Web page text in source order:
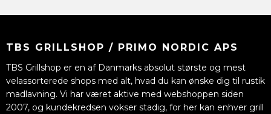
TBS GRILLSHOP / PRIMO NORDIC APS
TBS Grillshop er en af Danmarks absolut største og mest
velassorterede shops med alt, hvad du kan ønske dig til rustik
madlavning. Vi har været aktive med webshoppen siden
2007, og kundekredsen vokser stadig, for her kan enhver grill